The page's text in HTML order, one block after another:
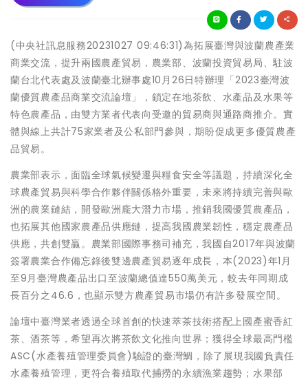
(中央社訊息服務20231027 09:46:31)為拓展臺灣與波蘭農產業
商業交流，提升兩國農產貿易，農業部、波蘭投資貿易局、駐波
蘭台北代表處及波蘭臺北辦事處10月26日特辦理「2023臺灣波
蘭優質農產品商業交流論壇」，鎖定在地茶飲、水產品及水果等
特色農產品，由雙方業者代表向受邀的貿易商與通路商推介。實
體與線上共計75家業者及公私部門參與，期盼促成更多優質農產
品貿易。
農業部表示，面臨全球氣候變遷與糧食安全等議題，持續深化全
球農產貿易與科學合作夥伴關係格外重要，未來將持續完善與歐
洲的農業鏈結，開發歐洲龐大潛力市場，推銷我國優質農產品，
也拓展其他國家農產品供應鏈，提高我國農業韌性，穩定農產品
供應，共創雙贏。農業部國際事務司補充，我國自2017年與波蘭
簽署農業合作備忘錄後雙邊農產貿易逐年成長，本(2023)年1月
至9月臺灣農產品出口至波蘭總值達550萬美元，較去年同期成
長百分之46.6，也顯示雙方農產貿易市場仍有許多發展空間。
論壇中臺灣業者透過全球首創的快速萃茶技術搭配上國產蜜香紅
茶、酒茶等，希望再次將茶飲文化推向世界；獲得全球最高門檻
ASC(水產養殖管理委員會)驗證的臺灣鯛，除了展現我國負責任
水產養殖管理，更符合養殖取代捕撈的永續漁業趨勢；水果部